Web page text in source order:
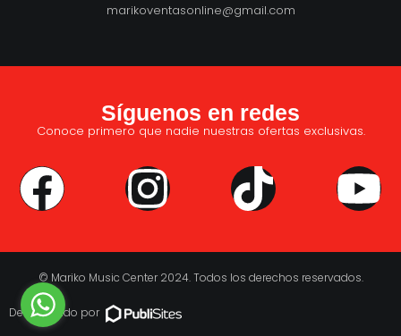
marikoventasonline@gmail.com
Síguenos en redes
Conoce primero que nadie nuestras ofertas exclusivas.
© Mariko Music Center 2024. Todos los derechos reservados.
Desarrollado por